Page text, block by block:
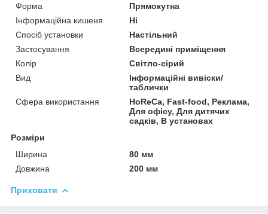
Форма
Прямокутна
Інформаційна кишеня
Ні
Спосіб установки
Настільний
Застосування
Всередині приміщення
Колір
Світло-сірий
Вид
Інформаційні вивіски/
таблички
Сфера використання
HoReCa, Fast-food, Реклама,
Для офісу, Для дитячих
садків, В установах
Розміри
Ширина
80 мм
Довжина
200 мм
Приховати